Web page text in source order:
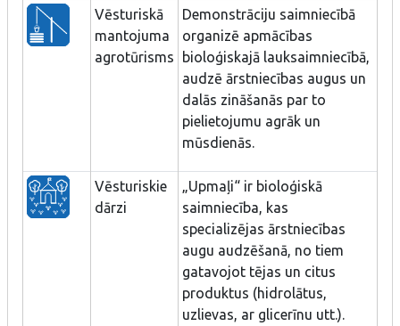
Vēsturiskā
mantojuma
agrotūrisms
Demonstrāciju saimniecībā
organizē apmācības
bioloģiskajā lauksaimniecībā,
audzē ārstniecības augus un
dalās zināšanās par to
pielietojumu agrāk un
mūsdienās.
Vēsturiskie
dārzi
„Upmaļi“ ir bioloģiskā
saimniecība, kas
specializējas ārstniecības
augu audzēšanā, no tiem
gatavojot tējas un citus
produktus (hidrolātus,
uzlievas, ar glicerīnu utt.).